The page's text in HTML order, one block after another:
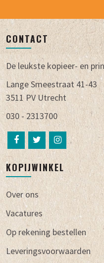
CONTACT
De leukste kopieer- en
Lange Smeestraat 41-43
3511 PV Utrecht
030 - 2313700
KOPIJWINKEL
Over ons
Vacatures
Op rekening bestellen
Leveringsvoorwaarden